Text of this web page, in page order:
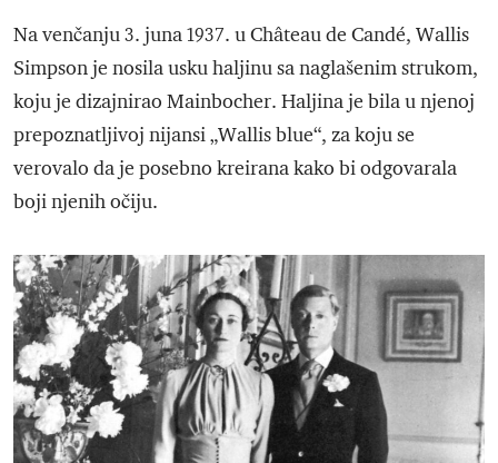
Na venčanju 3. juna 1937. u Château de Candé, Wallis
Simpson je nosila usku haljinu sa naglašenim strukom,
koju je dizajnirao Mainbocher. Haljina je bila u njenoj
prepoznatljivoj nijansi „Wallis blue“, za koju se
verovalo da je posebno kreirana kako bi odgovarala
boji njenih očiju.